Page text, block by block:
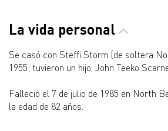
La vida personal
Se casó con Steffi Storm (de soltera
1955; tuvieron un hijo, John Teeko
Falleció el 7 de julio de 1985 en North
la edad de 82 años.